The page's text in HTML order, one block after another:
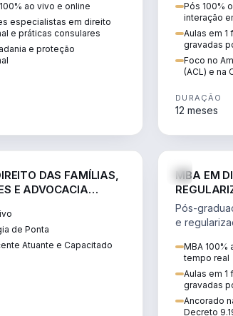
e consultoria
ao vivo e online
especialistas em direito
e práticas consulares
e proteção
risco e
Pós 100%
interação
Aulas em 1
gravadas
Foco no
(ACL) e na
DURAÇÃO
12 meses
DAS FAMÍLIAS,
E ADVOCACIA
de Ponta
Atuante e Capacitado
MBA EM
Pós-
e
tributação
MBA 100%
tempo real
Aulas em 1
gravadas
Ancorado
Decreto